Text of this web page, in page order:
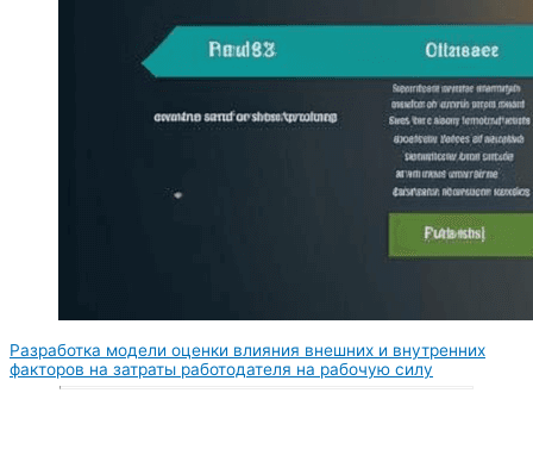
Разработка модели оценки влияния внешних и внутренних
факторов на затраты работодателя на рабочую силу